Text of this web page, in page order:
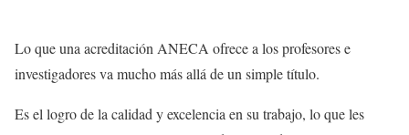
Lo que una acreditación ANECA ofrece a los profesores e
investigadores va mucho más allá de un simple título.
Es el logro de la calidad y excelencia en su trabajo, lo que les